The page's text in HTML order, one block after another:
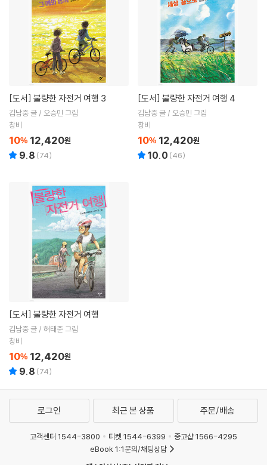
[도서] 불량한 자전거 여행 3
김남중 글 / 오승민 그림
창비
10% 12,420원
9.8 (74)
[도서] 불량한 자전거 여행 4
김남중 글 / 오승민 그림
창비
10% 12,420원
10.0 (46)
[도서] 불량한 자전거 여행
김남중 글 / 허태준 그림
창비
10% 12,420원
9.8 (74)
로그인 최근 본 상품 주문/배송
고객센터 1544-3800 티켓 1544-6399
중고샵 1566-4295
eBook 1:1문의/채팅상담